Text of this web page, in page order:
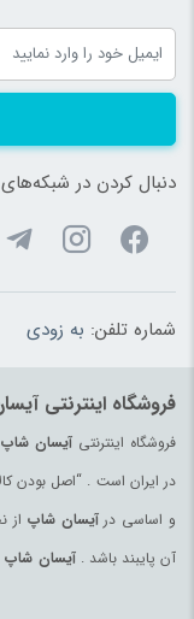
دنبال کردن در
شماره تلفن: به زودی
فروشگاه اینترنتی
فروشگاه اینترنتیآیسان
در ایران است . “اصل بودن
و اساسی درآیسان شاپ از
آن پایبند باشد .آیسان شاپ
بیفزاید تا بتواند نیاز همه